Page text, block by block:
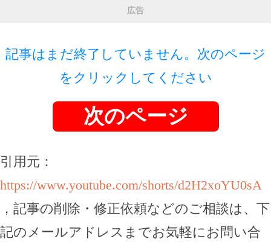
広告
記事はまだ終了していません。次のページ
をクリックしてください
次のページ
引用元：
https://www.youtube.com/shorts/d2H2xoYU0sA
，記事の削除・修正依頼などのご相談は、下
記のメールアドレスまでお気軽にお問い合